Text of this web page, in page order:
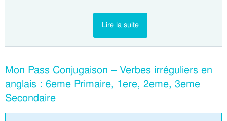
Lire la suite
Mon Pass Conjugaison – Verbes irréguliers en
anglais : 6eme Primaire, 1ere, 2eme, 3eme
Secondaire